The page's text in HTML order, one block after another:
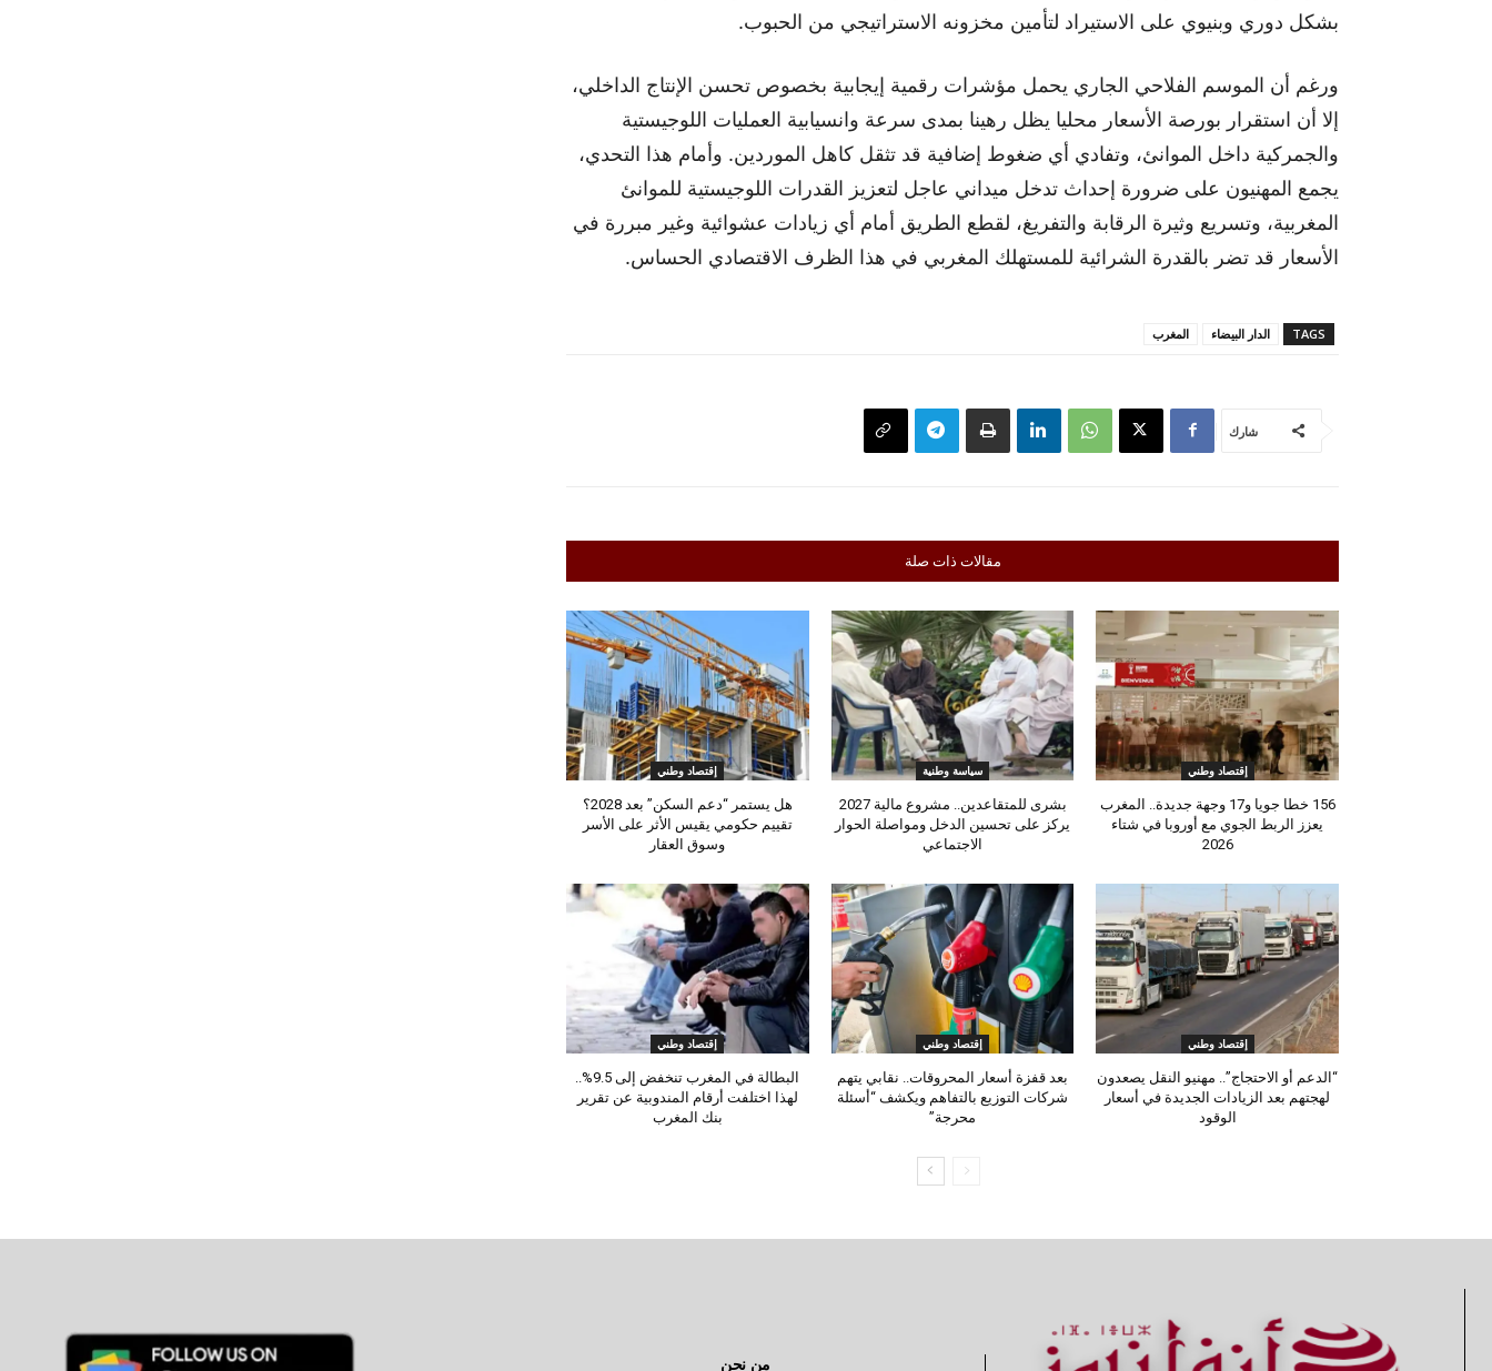
بشكل دوري وبنيوي على الاستيراد لتأمين مخزونه الاستراتيجي من الحبوب.
ورغم أن الموسم الفلاحي الجاري يحمل مؤشرات رقمية إيجابية بخصوص تحسن الإنتاج الداخلي،
إلا أن استقرار بورصة الأسعار محليا يظل رهينا بمدى سرعة وانسيابية العمليات اللوجيستية
والجمركية داخل الموانئ، وتفادي أي ضغوط إضافية قد تثقل كاهل الموردين. وأمام هذا التحدي،
يجمع المهنيون على ضرورة إحداث تدخل ميداني عاجل لتعزيز القدرات اللوجيستية للموانئ
المغربية، وتسريع وثيرة الرقابة والتفريغ، لقطع الطريق أمام أي زيادات عشوائية وغير مبررة في
الأسعار قد تضر بالقدرة الشرائية للمستهلك المغربي في هذا الظرف الاقتصادي الحساس.
TAGS الدار البيضاء المغرب
شارك
مقالات ذات صلة
إقتصاد وطني
156 خطا جويا و17 وجهة جديدة.. المغرب
يعزز الربط الجوي مع أوروبا في شتاء
2026
سياسة وطنية
بشرى للمتقاعدين.. مشروع مالية 2027
يركز على تحسين الدخل ومواصلة الحوار
الاجتماعي
إقتصاد وطني
هل يستمر “دعم السكن” بعد 2028؟
تقييم حكومي يقيس الأثر على الأسر
وسوق العقار
إقتصاد وطني
“الدعم أو الاحتجاج”.. مهنيو النقل يصعدون
لهجتهم بعد الزيادات الجديدة في أسعار
الوقود
إقتصاد وطني
بعد قفزة أسعار المحروقات.. نقابي يتهم
شركات التوزيع بالتفاهم ويكشف “أسئلة
محرجة”
إقتصاد وطني
البطالة في المغرب تنخفض إلى 9.5%..
لهذا اختلفت أرقام المندوبية عن تقرير
بنك المغرب
من نحن